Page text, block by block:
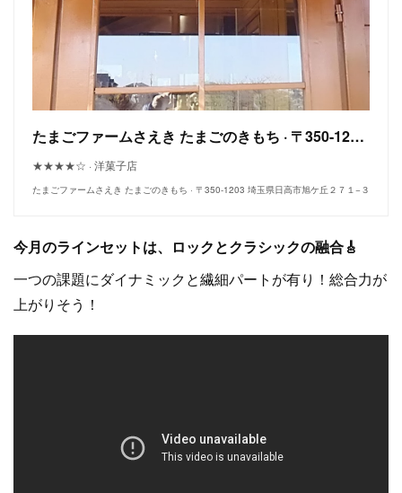
たまごファームさえき たまごのきもち · 〒350-1203 埼玉県日高市旭ケ丘２７１−３
★★★★☆ · 洋菓子店
たまごファームさえき たまごのきもち · 〒350-1203 埼玉県日高市旭ケ丘２７１−３
今月のラインセットは、ロックとクラシックの融合🎸
一つの課題にダイナミックと繊細パートが有り！総合力が
上がりそう！